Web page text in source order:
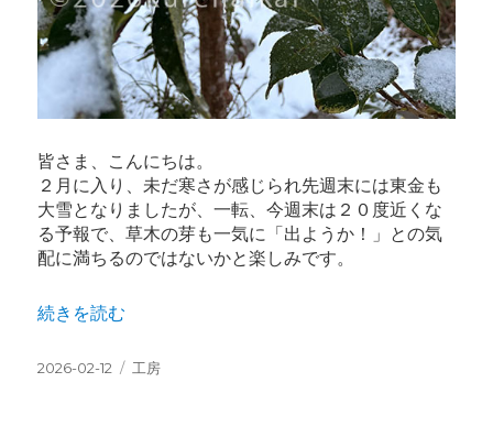
皆さま、こんにちは。
２月に入り、未だ寒さが感じられ先週末には東金も
大雪となりましたが、一転、今週末は２０度近くな
る予報で、草木の芽も一気に「出ようか！」との気
配に満ちるのではないかと楽しみです。
“冬景色” の
続きを読む
投
2026-02-12
カ
工房